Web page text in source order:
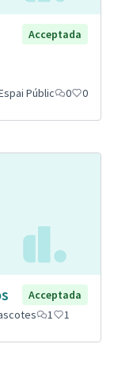
Acceptada
Públic 0 0
Acceptada
1 1